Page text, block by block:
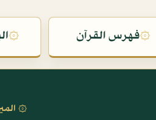
۞فهرس القرآن ۞
۞